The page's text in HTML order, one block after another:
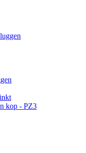
kop - PZ3